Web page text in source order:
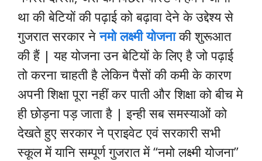
था की बेटियों की पढ़ाई को बढ़ावा देने के उद्देश्य से
गुजरात सरकार नेनमो लक्ष्मी योजनाकी शुरूआत
की हैं | यह योजना उन बेटियों के लिए है जो पढ़ाई
तो करना चाहती है लेकिन पैसों की कमी के कारण
अपनी शिक्षा पूरा नहीं कर पाती और शिक्षा को बीच मे
ही छोड़ना पड़ जाता है | इन्ही सब समस्याओं को
देखते हुए सरकार ने प्राइवेट एवं सरकारी सभी
स्कूल में यानि सम्पूर्ण गुजरात में “नमो लक्ष्मी योजना”